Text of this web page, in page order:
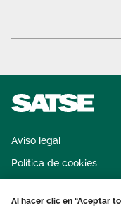
Aviso legal
Política de cookies
Al hacer clic en “Aceptar